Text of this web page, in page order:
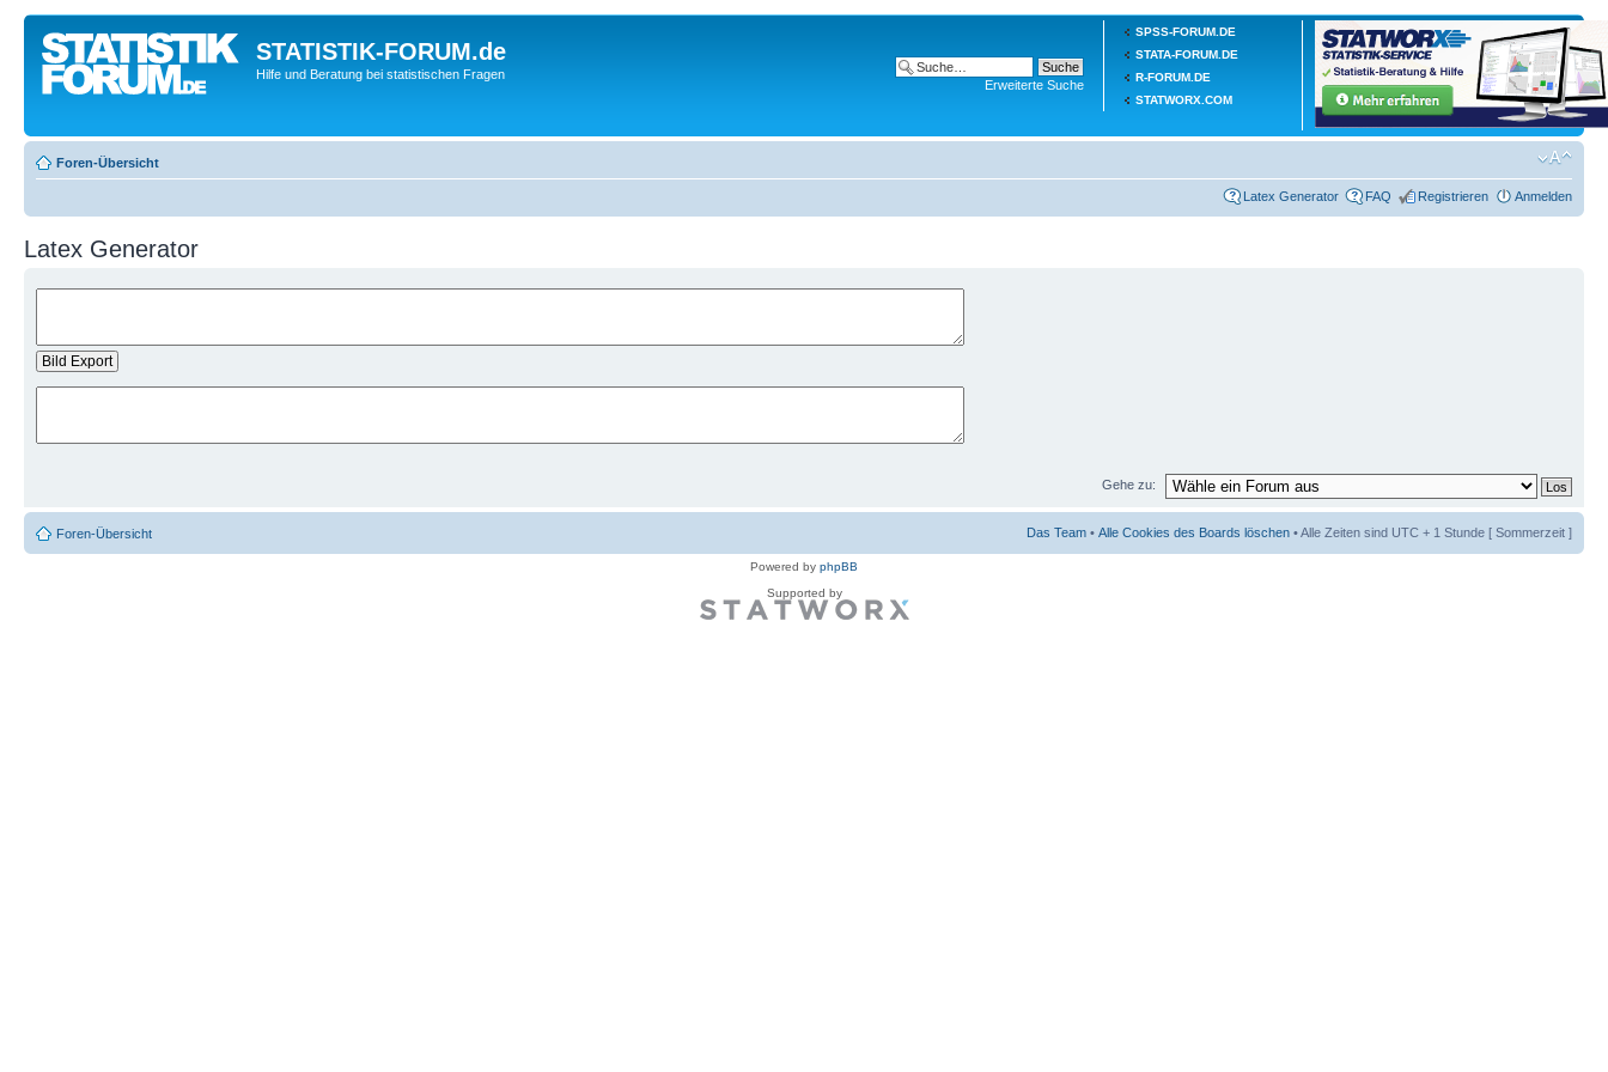
SPSS-FORUM.DE
STATA-FORUM.DE
R-FORUM.DE
STATWORX.COM
STATISTIK-FORUM.de
Hilfe und Beratung bei statistischen Fragen
Erweiterte Suche
Foren-Übersicht
Latex Generator FAQ Registrieren Anmelden
Latex Generator
Gehe zu:
Foren-Übersicht Das Team • Alle Cookies des Boards löschen • Alle Zeiten sind UTC + 1 Stunde [ Sommerzeit ]
Powered by phpBB
Supported by